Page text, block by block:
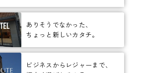
ありそうでなかった、
ちょっと新しいカタチ。
ビジネスからレジャーまで、